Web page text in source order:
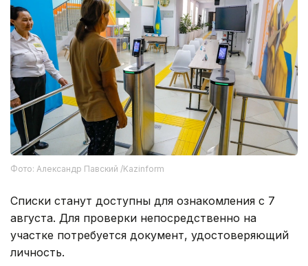
Фото: Александр Павский /Kazinform
Списки станут доступны для ознакомления с 7
августа. Для проверки непосредственно на
участке потребуется документ, удостоверяющий
личность.